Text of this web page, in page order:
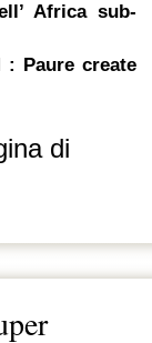
Africa sub-
Paure create
di